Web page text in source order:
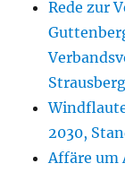
Rede zur
2030,
Affäre um